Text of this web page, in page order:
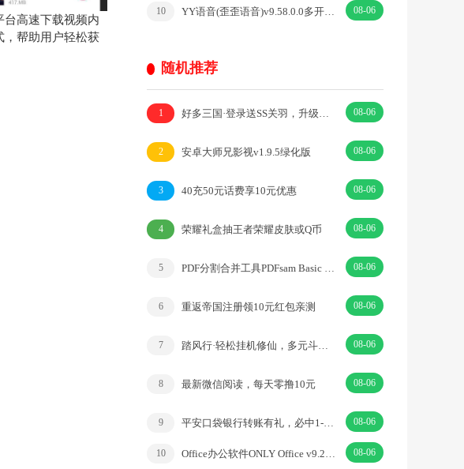
高速下载视频内
，帮助用户轻松获
10 YY语音(歪歪语音)v9.58.0.0多开去广告绿色版 08-06
随机推荐
1 好多三国·登录送SS关羽，升级送十万充值卡！·|即时·三国 08-06
2 安卓大师兄影视v1.9.5绿化版 08-06
3 40充50元话费享10元优惠 08-06
4 荣耀礼盒抽王者荣耀皮肤或Q币 08-06
5 PDF分割合并工具PDFsam Basic v6.0.0便携版 08-06
6 重返帝国注册领10元红包亲测 08-06
7 踏风行·轻松挂机修仙，多元斗法，器灵·|二次元·挂机 08-06
8 最新微信阅读，每天零撸10元 08-06
9 平安口袋银行转账有礼，必中1-188元微信立减金 08-06
10 Office办公软件ONLY Office v9.2.1无广告免登录 08-06